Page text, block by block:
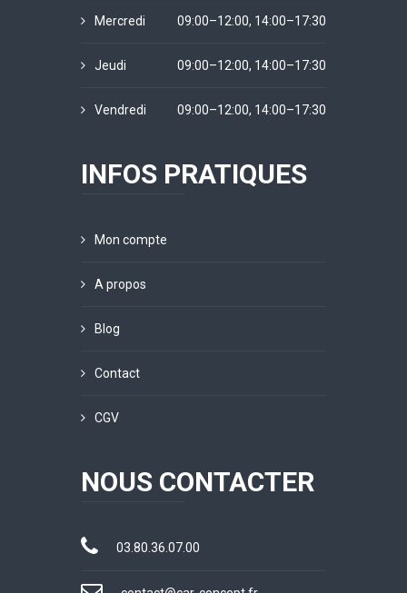
Mercredi 09:00–12:00, 14:00–17:30
Jeudi 09:00–12:00, 14:00–17:30
Vendredi 09:00–12:00, 14:00–17:30
INFOS PRATIQUES
Mon compte
A propos
Blog
Contact
CGV
NOUS CONTACTER
03.80.36.07.00